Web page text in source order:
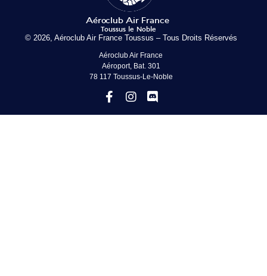
© 2026, Aéroclub Air France Toussus – Tous Droits Réservés
Aéroclub Air France
Aéroport, Bat. 301
78 117 Toussus-Le-Noble